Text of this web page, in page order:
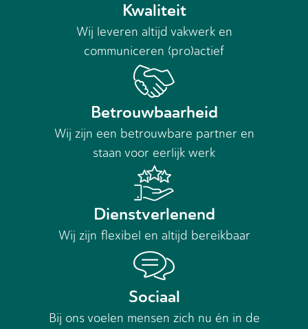
Kwaliteit
Wij leveren altijd vakwerk en
communiceren (pro)actief
Betrouwbaarheid
Wij zijn een betrouwbare partner en
staan voor eerlijk werk
Dienstverlenend
Wij zijn flexibel en altijd bereikbaar
Sociaal
Bij ons voelen mensen zich nu én in de